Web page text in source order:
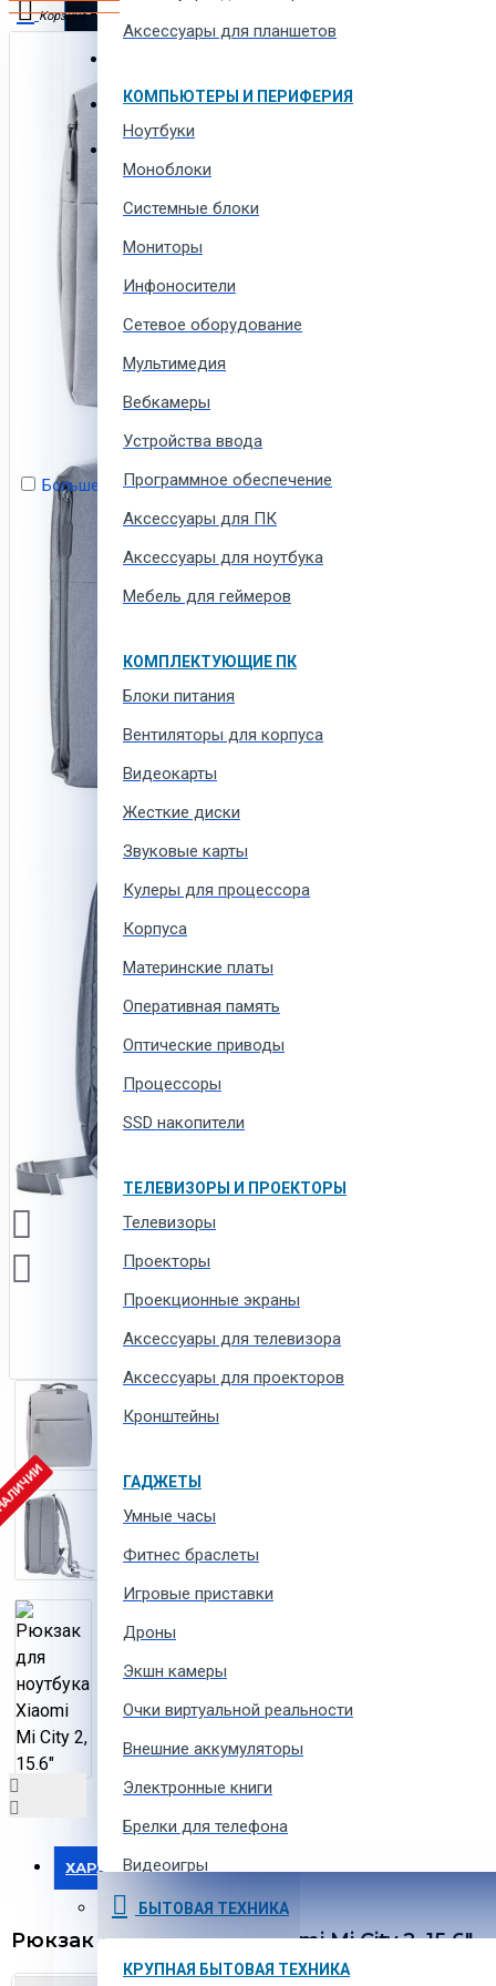
Больше не показывать это сообщение
Спорт товары, отдых и кемпинг
Корзина
В корзине пусто!
Аксессуары для планшетов
КОМПЬЮТЕРЫ И ПЕРИФЕРИЯ
Ноутбуки
Моноблоки
Системные блоки
Мониторы
Инфоносители
Сетевое оборудование
Мультимедия
Вебкамеры
Устройства ввода
Программное обеспечение
Аксессуары для ПК
Аксессуары для ноутбука
Мебель для геймеров
КОМПЛЕКТУЮЩИЕ ПК
Блоки питания
Вентиляторы для корпуса
Видеокарты
Жесткие диски
Звуковые карты
Кулеры для процессора
Корпуса
Материнские платы
Оперативная память
Оптические приводы
Процессоры
SSD накопители
ТЕЛЕВИЗОРЫ И ПРОЕКТОРЫ
Телевизоры
Проекторы
Проекционные экраны
Aксессуары для телевизора
Аксессуары для проекторов
Кронштейны
ГАДЖЕТЫ
Умные часы
Фитнес браслеты
Игровые приставки
Дроны
Экшн камеры
Очки виртуальной реальности
Внешние аккумуляторы
Электронные книги
Брелки для телефона
Видеоигры
Ремешки для умных часов
Аксессуары для экшн-камер
БЫТОВАЯ ТЕХНИКА
КРУПНАЯ БЫТОВАЯ ТЕХНИКА
ХАРАКТЕРИСТИКИ
Рюкзак для ноутбука Xiaomi Mi City 2, 15.6"